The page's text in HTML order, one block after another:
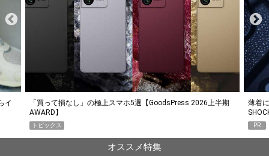
イ
「買って損なし」の極上スマホ5選【GoodsPress 2026上半期
AWARD】
トピックス
薄着
PR
オススメ特集